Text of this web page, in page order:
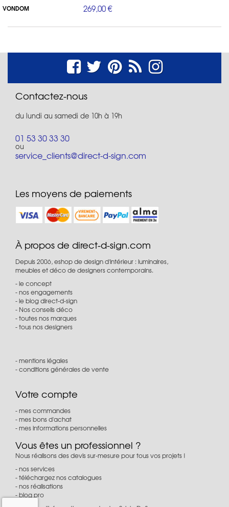
VONDOM 269,00 €
Contactez-nous
du lundi au samedi de 10h à 19h
01 53 30 33 30
ou
service_clients@direct-d-sign.com
Les moyens de paiements
À propos de direct-d-sign.com
Depuis 2006, eshop de design d'intérieur : luminaires,
meubles et déco de designers contemporains.
le concept
nos engagements
le blog direct-d-sign
Nos conseils déco
toutes nos marques
tous nos designers
mentions légales
conditions générales de vente
Votre compte
mes commandes
mes bons d'achat
mes informations personnelles
Vous êtes un professionnel ?
Nous réalisons des devis sur-mesure pour tous vos projets !
nos services
téléchargez nos catalogues
nos réalisations
blog pro